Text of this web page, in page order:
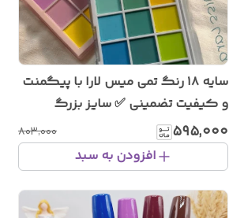
سایه ۱۸ رنگ تمی میس لارا با پیگمنت
و کیفیت تضمینی ✅️ سایز بزرگ
۵۹۵٬۰۰۰ ۸۰۳٬۰۰۰
افزودن به سبد